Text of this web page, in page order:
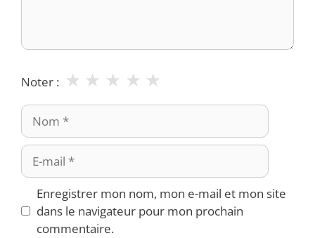
Noter : ★
★
★
★
★
Nom
E-
mail
Enregistrer mon nom, mon e-mail et mon site
dans le navigateur pour mon prochain
commentaire.